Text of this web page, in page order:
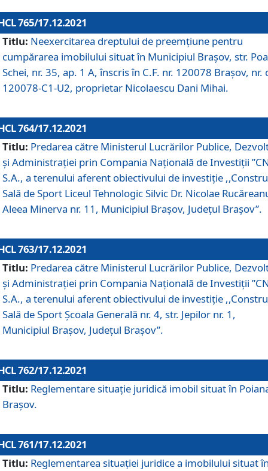
765/17.12.2021
Titlu: Neexercitarea dreptului de preemţiune pentru
cumpărarea imobilului situat în Municipiul Braşov, str.
Schei, nr. 35, ap. 1 A, înscris în C.F. nr. 120078 Brașov, nr.
120078-C1-U2, proprietar Nicolaescu Dani Mihai.
764/17.12.2021
Titlu: Predarea către Ministerul Lucrărilor Publice,
și Administrației prin Compania Naţională de Investiţii
S.A., a terenului aferent obiectivului de investiţie
Sală de Sport Liceul Tehnologic Silvic Dr. Nicolae
Aleea Minerva nr. 11, Municipiul Brașov, Județul Brașov”.
763/17.12.2021
Titlu: Predarea către Ministerul Lucrărilor Publice,
și Administrației prin Compania Naţională de Investiţii
S.A., a terenului aferent obiectivului de investiție
Sală de Sport Școala Generală nr. 4, str. Jepilor nr. 1,
Municipiul Brașov, Județul Brașov”.
762/17.12.2021
Titlu: Reglementare situație juridică imobil situat în
Brașov.
761/17.12.2021
Titlu: Reglementarea situației juridice a imobilului situat